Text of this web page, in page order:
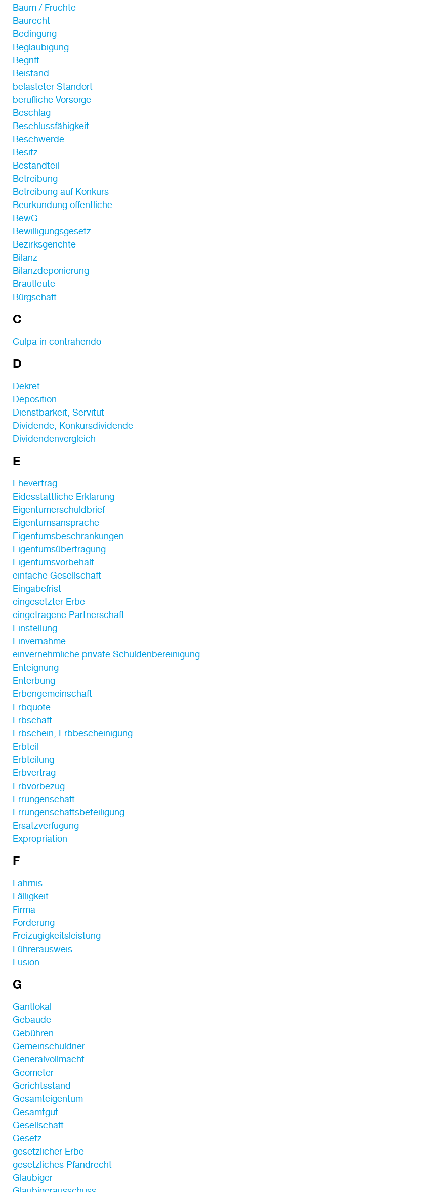
Baum / Früchte
Baurecht
Bedingung
Beglaubigung
Begriff
Beistand
belasteter Standort
berufliche Vorsorge
Beschlag
Beschlussfähigkeit
Beschwerde
Besitz
Bestandteil
Betreibung
Betreibung auf Konkurs
Beurkundung öffentliche
BewG
Bewilligungsgesetz
Bezirksgerichte
Bilanz
Bilanzdeponierung
Brautleute
Bürgschaft
C
Culpa in contrahendo
D
Dekret
Deposition
Dienstbarkeit, Servitut
Dividende, Konkursdividende
Dividendenvergleich
E
Ehevertrag
Eidesstattliche Erklärung
Eigentümerschuldbrief
Eigentumsansprache
Eigentumsbeschränkungen
Eigentumsübertragung
Eigentumsvorbehalt
einfache Gesellschaft
Eingabefrist
eingesetzter Erbe
eingetragene Partnerschaft
Einstellung
Einvernahme
einvernehmliche private Schuldenbereinigung
Enteignung
Enterbung
Erbengemeinschaft
Erbquote
Erbschaft
Erbschein, Erbbescheinigung
Erbteil
Erbteilung
Erbvertrag
Erbvorbezug
Errungenschaft
Errungenschaftsbeteiligung
Ersatzverfügung
Expropriation
F
Fahrnis
Fälligkeit
Firma
Forderung
Freizügigkeitsleistung
Führerausweis
Fusion
G
Gantlokal
Gebäude
Gebühren
Gemeinschuldner
Generalvollmacht
Geometer
Gerichtsstand
Gesamteigentum
Gesamtgut
Gesellschaft
Gesetz
gesetzlicher Erbe
gesetzliches Pfandrecht
Gläubiger